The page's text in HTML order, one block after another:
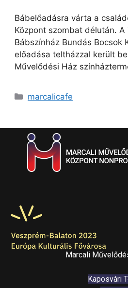
Bábelőadásra várta a
Központ szombat délután. A
Bábszínház Bundás Bocsok
előadása teltházzal került
Művelődési Ház
marcalicafe
Marcali
Kaposvári